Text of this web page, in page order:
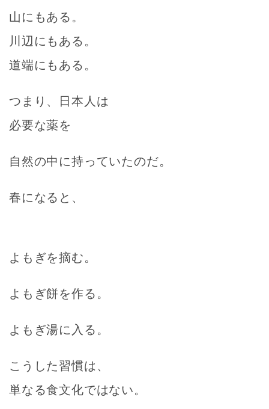
山にもある。
川辺にもある。
道端にもある。
つまり、日本人は
必要な薬を
自然の中に持っていたのだ。
春になると、
よもぎを摘む。
よもぎ餅を作る。
よもぎ湯に入る。
こうした習慣は、
単なる食文化ではない。